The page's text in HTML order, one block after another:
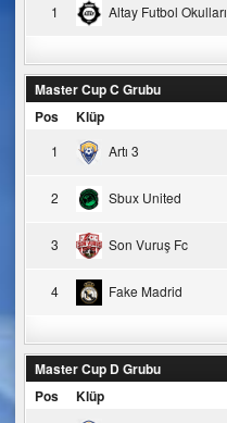
1 Altay Futbol Okulları
Master Cup C Grubu
Pos
Klüp
1 Artı 3
2 Sbux United
3 Son Vuruş Fc
4 Fake Madrid
Master Cup D Grubu
Pos
Klüp